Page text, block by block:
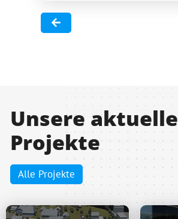
Unsere
Projekte
Alle Projekte